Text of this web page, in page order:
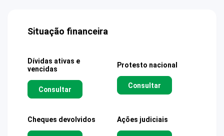
Situação financeira
Dívidas ativas e
vencidas
Consultar
Protesto nacional
Consultar
Cheques devolvidos Ações judiciais